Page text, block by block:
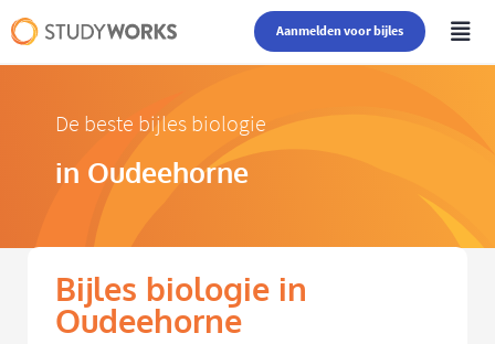
Aanmelden voor bijles
De beste bijles biologie
in Oudeehorne
Bijles biologie in
Oudeehorne